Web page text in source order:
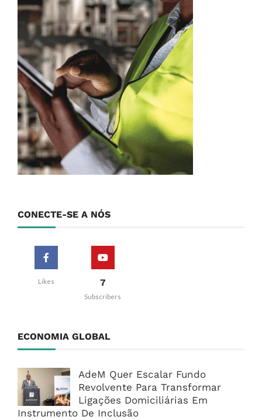
CONECTE-SE A NÓS
Likes 7
Subscribers
ECONOMIA GLOBAL
AdeM Quer Escalar Fundo
Revolvente Para Transformar
Ligações Domiciliárias Em
Instrumento De Inclusão